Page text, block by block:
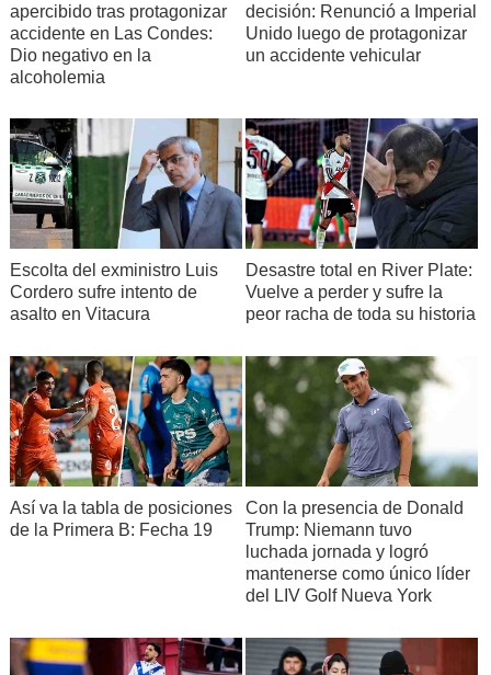
apercibido tras protagonizar
accidente en Las Condes:
Dio negativo en la
alcoholemia
decisión: Renunció a Imperial
Unido luego de protagonizar
un accidente vehicular
Escolta del exministro Luis
Cordero sufre intento de
asalto en Vitacura
Desastre total en River Plate:
Vuelve a perder y sufre la
peor racha de toda su historia
Así va la tabla de posiciones
de la Primera B: Fecha 19
Con la presencia de Donald
Trump: Niemann tuvo
luchada jornada y logró
mantenerse como único líder
del LIV Golf Nueva York